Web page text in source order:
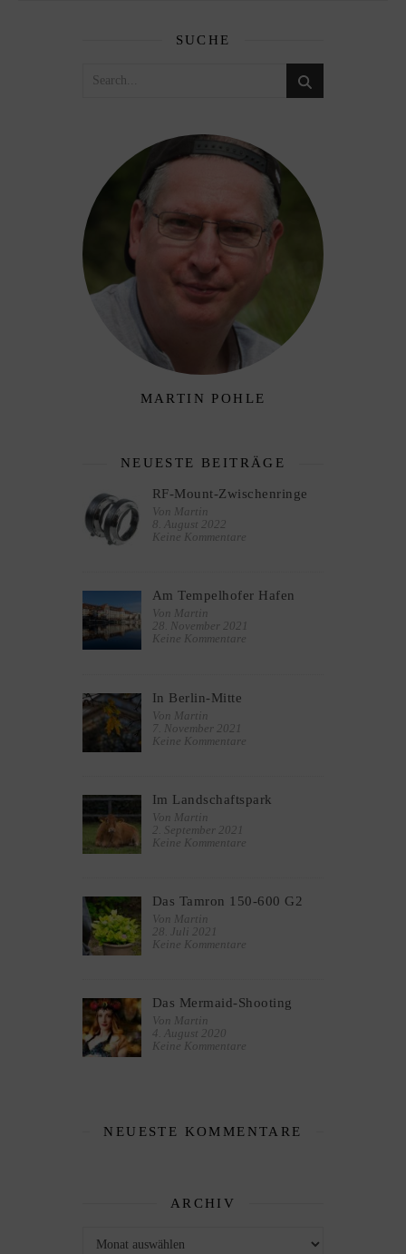
SUCHE
MARTIN POHLE
NEUESTE BEITRÄGE
RF-Mount-Zwischenringe
Von Martin
8. August 2022
Keine Kommentare
Am Tempelhofer Hafen
Von Martin
28. November 2021
Keine Kommentare
In Berlin-Mitte
Von Martin
7. November 2021
Keine Kommentare
Im Landschaftspark
Von Martin
2. September 2021
Keine Kommentare
Das Tamron 150-600 G2
Von Martin
28. Juli 2021
Keine Kommentare
Das Mermaid-Shooting
Von Martin
4. August 2020
Keine Kommentare
NEUESTE KOMMENTARE
ARCHIV